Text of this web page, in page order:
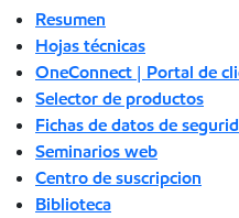
Resumen
Hojas técnicas
OneConnect | Portal de
Selector de productos
Fichas de datos de
Seminarios web
Centro de suscripcion
Biblioteca